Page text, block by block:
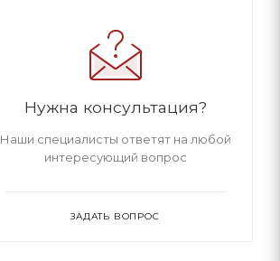
Нужна консультация?
Наши специалисты ответят на любой
интересующий вопрос
ЗАДАТЬ ВОПРОС